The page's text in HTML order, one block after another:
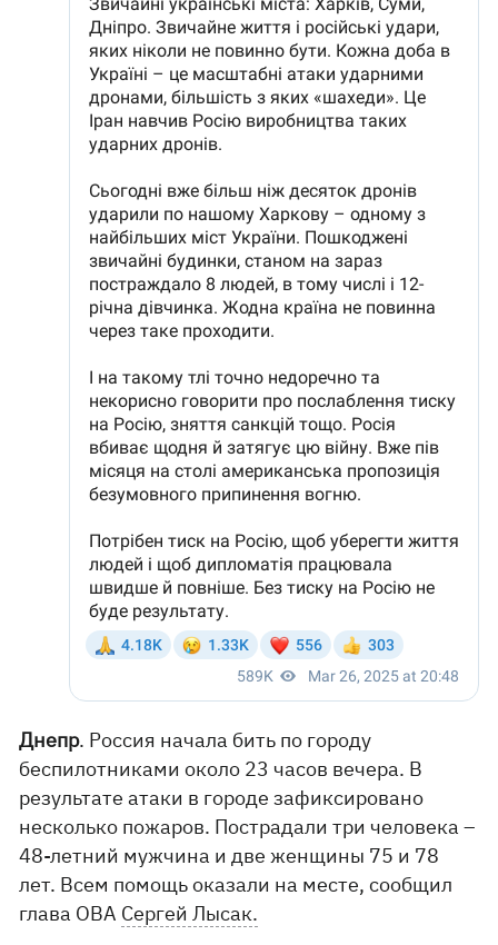
Днепр. Россия начала бить по городу
беспилотниками около 23 часов вечера. В
результате атаки в городе зафиксировано
несколько пожаров. Пострадали три человека –
48-летний мужчина и две женщины 75 и 78
лет. Всем помощь оказали на месте, сообщил
глава ОВА Сергей Лысак.